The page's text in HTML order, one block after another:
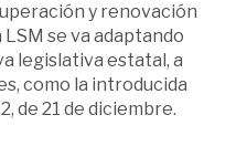
y renovación
LSM se va adaptando
legislativa estatal, a
como la introducida
de 21 de diciembre.